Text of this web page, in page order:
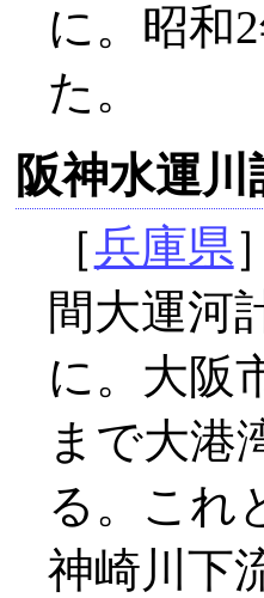
に。昭和
た。
阪神水運川
［兵庫県
間大運河
に。大阪
まで大港
る。これ
神崎川下